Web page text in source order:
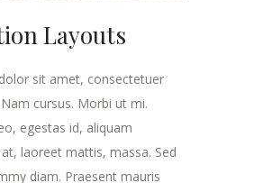
Layouts
sit amet, consectetuer
cursus. Morbi ut mi.
egestas id, aliquam
laoreet mattis, massa. Sed
diam. Praesent mauris